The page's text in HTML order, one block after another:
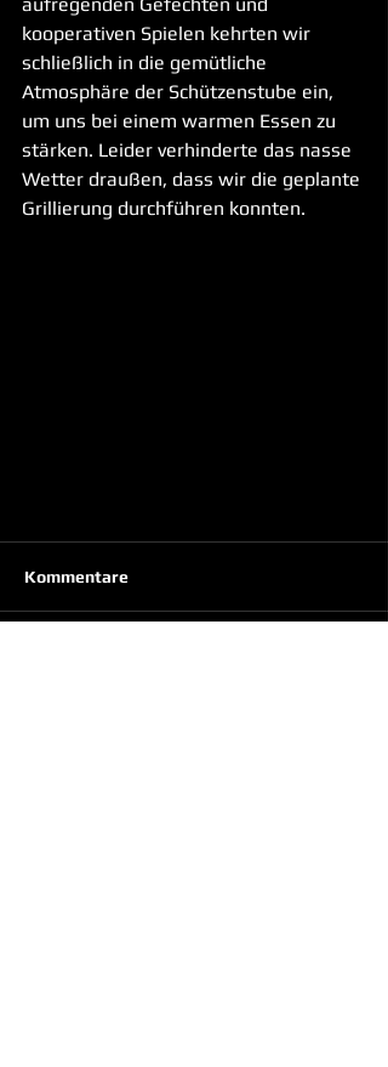
kooperativen Spielen kehrten wir
schließlich in die gemütliche
Atmosphäre der Schützenstube ein,
um uns bei einem warmen Essen zu
stärken. Leider verhinderte das nasse
Wetter draußen, dass wir die geplante
Grillierung durchführen konnten.
Kommentare